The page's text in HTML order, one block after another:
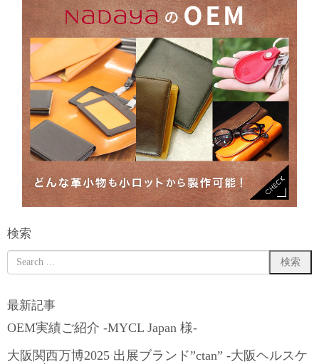
検索
最新記事
OEM実績ご紹介 -MYCL Japan 様-
大阪関西万博2025 出展ブランド”ctan” -大阪ヘルスケ